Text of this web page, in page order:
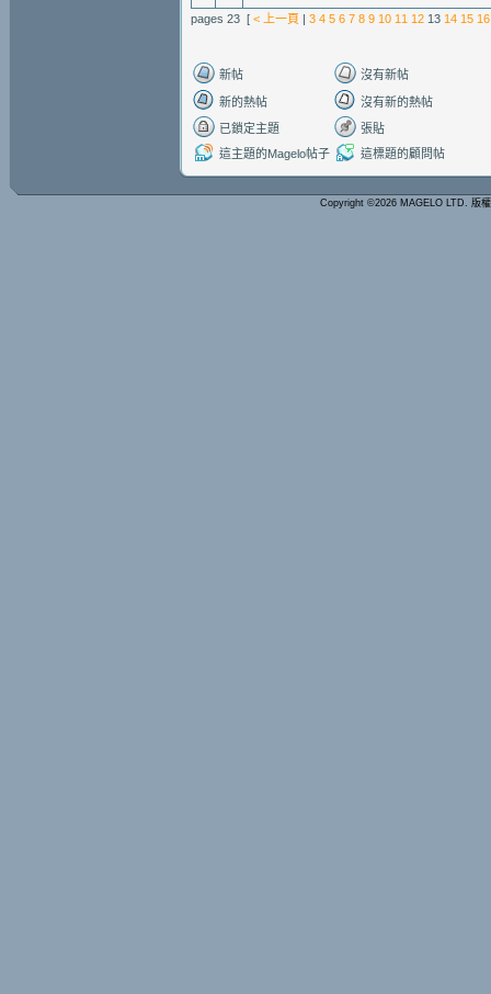
pages 23 [ < 上一頁 | 3 4 5 6 7 8 9 10 11 12 13 14 15 16
新帖 沒有新帖
新的熱帖
沒有新的熱帖
已鎖定主題
張貼
這主題的Magelo帖子
這標題的顧問帖
Copyright ©2026 MAGELO LTD. 版